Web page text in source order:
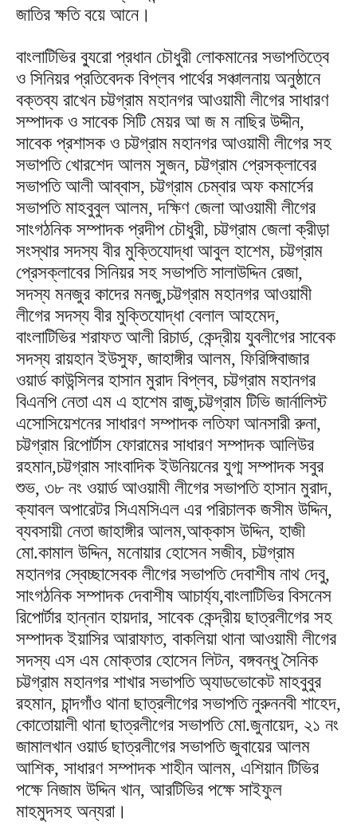
জাতির ক্ষতি বয়ে আনে।
বাংলাটিভির ব্যুরো প্রধান চৌধুরী লোকমানের সভাপতিত্বে
ও সিনিয়র প্রতিবেদক বিপ্লব পার্থের সঞ্চালনায় অনুষ্ঠানে
বক্তব্য রাখেন চট্টগ্রাম মহানগর আওয়ামী লীগের সাধারণ
সম্পাদক ও সাবেক সিটি মেয়র আ জ ম নাছির উদ্দীন,
সাবেক প্রশাসক ও চট্টগ্রাম মহানগর আওয়ামী লীগের সহ
সভাপতি খোরশেদ আলম সুজন, চট্টগ্রাম প্রেসক্লাবের
সভাপতি আলী আব্বাস, চট্টগ্রাম চেম্বার অফ কমার্সের
সভাপতি মাহবুবুল আলম, দক্ষিণ জেলা আওয়ামী লীগের
সাংগঠনিক সম্পাদক প্রদীপ চৌধুরী, চট্টগ্রাম জেলা ক্রীড়া
সংস্থার সদস্য বীর মুক্তিযোদ্ধা আবুল হাশেম, চট্টগ্রাম
প্রেসক্লাবের সিনিয়র সহ সভাপতি সালাউদ্দিন রেজা,
সদস্য মনজুর কাদের মনজু,চট্টগ্রাম মহানগর আওয়ামী
লীগের সদস্য বীর মুক্তিযোদ্ধা বেলাল আহমেদ,
বাংলাটিভির শরাফত আলী রিচার্ড, কেন্দ্রীয় যুবলীগের সাবেক
সদস্য রায়হান ইউসুফ, জাহাঙ্গীর আলম, ফিরিঙ্গিবাজার
ওয়ার্ড কাউন্সিলর হাসান মুরাদ বিপ্লব, চট্টগ্রাম মহানগর
বিএনপি নেতা এম এ হাশেম রাজু,চট্টগ্রাম টিভি জার্নালিস্ট
এসোসিয়েশনের সাধারণ সম্পাদক লতিফা আনসারী রুনা,
চট্টগ্রাম রিপোর্টাস ফোরামের সাধারণ সম্পাদক আলিউর
রহমান,চট্টগ্রাম সাংবাদিক ইউনিয়নের যুগ্ম সম্পাদক সবুর
শুভ, ৩৮ নং ওয়ার্ড আওয়ামী লীগের সভাপতি হাসান মুরাদ,
ক্যাবল অপারেটর সিএমসিএল এর পরিচালক জসীম উদ্দিন,
ব্যবসায়ী নেতা জাহাঙ্গীর আলম,আক্কাস উদ্দিন, হাজী
মো.কামাল উদ্দিন, মনোয়ার হোসেন সজীব, চট্টগ্রাম
মহানগর স্বেচ্ছাসেবক লীগের সভাপতি দেবাশীষ নাথ দেবু,
সাংগঠনিক সম্পাদক দেবাশীষ আচার্য্য,বাংলাটিভির বিসনেস
রিপোর্টার হান্নান হায়দার, সাবেক কেন্দ্রীয় ছাত্রলীগের সহ
সম্পাদক ইয়াসির আরাফাত, বাকলিয়া থানা আওয়ামী লীগের
সদস্য এস এম মোক্তার হোসেন লিটন, বঙ্গবন্ধু সৈনিক
চট্টগ্রাম মহানগর শাখার সভাপতি অ্যাডভোকেট মাহবুবুর
রহমান, চান্দগাঁও থানা ছাত্রলীগের সভাপতি নুরুননবী শাহেদ,
কোতোয়ালী থানা ছাত্রলীগের সভাপতি মো.জুনায়েদ, ২১ নং
জামালখান ওয়ার্ড ছাত্রলীগের সভাপতি জুবায়ের আলম
আশিক, সাধারণ সম্পাদক শাহীন আলম, এশিয়ান টিভির
পক্ষে নিজাম উদ্দিন খান, আরটিভির পক্ষে সাইফুল
মাহমুদসহ অন্যরা।